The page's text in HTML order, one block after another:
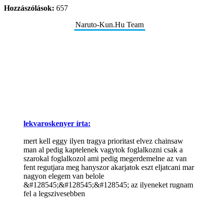
Hozzászólások: 657
Naruto-Kun.Hu Team
lekvaroskenyer írta:
mert kell eggy ilyen tragya prioritast elvez chainsaw
man al pedig kaptelenek vagytok foglalkozni csak a
szarokal foglalkozol ami pedig megerdemelne az van
fent regutjara meg hanyszor akarjatok eszt eljatcani mar
nagyon elegem van belole
&#128545;&#128545;&#128545; az ilyeneket rugnam
fel a legszivesebben